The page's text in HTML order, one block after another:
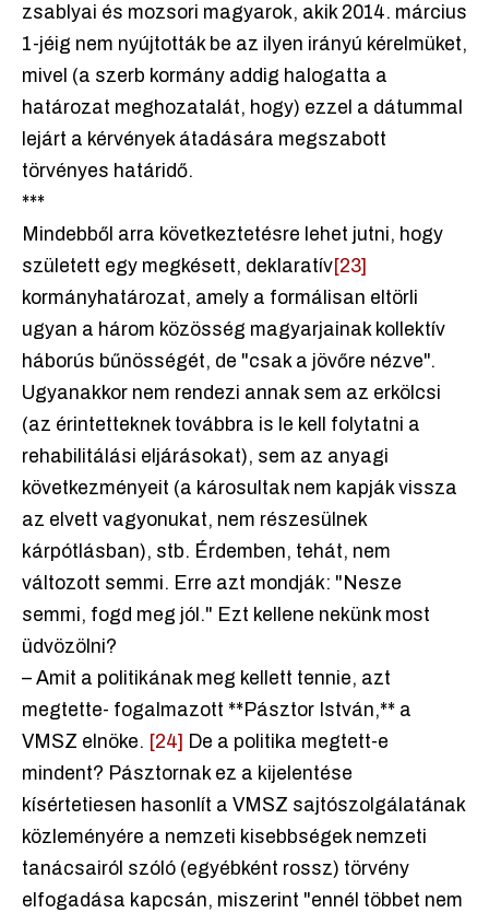
zsablyai és mozsori magyarok, akik 2014. március
1-jéig nem nyújtották be az ilyen irányú kérelmüket,
mivel (a szerb kormány addig halogatta a
határozat meghozatalát, hogy) ezzel a dátummal
lejárt a kérvények átadására megszabott
törvényes határidő.
***
Mindebből arra következtetésre lehet jutni, hogy
született egy megkésett, deklaratív[23]
kormányhatározat, amely a formálisan eltörli
ugyan a három közösség magyarjainak kollektív
háborús bűnösségét, de "csak a jövőre nézve".
Ugyanakkor nem rendezi annak sem az erkölcsi
(az érintetteknek továbbra is le kell folytatni a
rehabilitálási eljárásokat), sem az anyagi
következményeit (a károsultak nem kapják vissza
az elvett vagyonukat, nem részesülnek
kárpótlásban), stb. Érdemben, tehát, nem
változott semmi. Erre azt mondják: "Nesze
semmi, fogd meg jól." Ezt kellene nekünk most
üdvözölni?
– Amit a politikának meg kellett tennie, azt
megtette- fogalmazott **Pásztor István,** a
VMSZ elnöke. [24] De a politika megtett-e
mindent? Pásztornak ez a kijelentése
kísértetiesen hasonlít a VMSZ sajtószolgálatának
közleményére a nemzeti kisebbségek nemzeti
tanácsairól szóló (egyébként rossz) törvény
elfogadása kapcsán, miszerint "ennél többet nem